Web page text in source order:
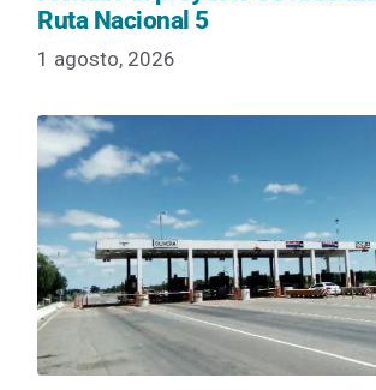
Ruta Nacional 5
1 agosto, 2026